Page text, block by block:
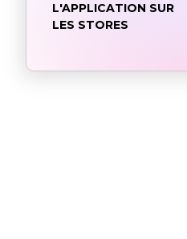
L'APPLICATION SUR
LES STORES